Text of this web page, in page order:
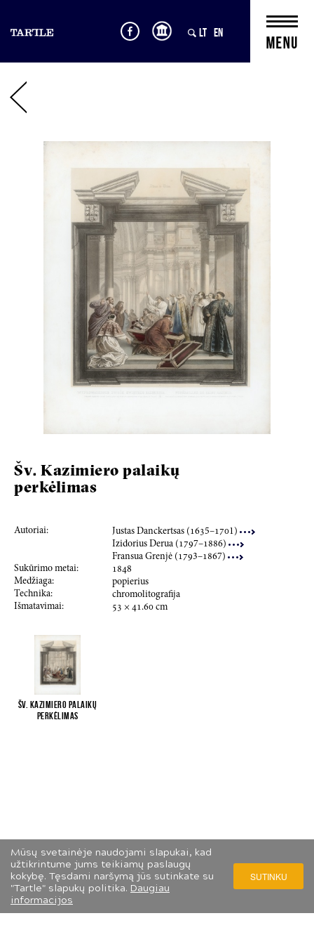
Mūsų svetainėje naudojami slapukai, kad
užtikrintume jums teikiamų paslaugų
kokybę. Tęsdami naršymą jūs sutinkate su
"Tartle" slapukų politika. Daugiau
informacijos
SUTINKU
LT EN
Šv. Kazimiero palaikų
perkėlimas
Autoriai: Justas Danckertsas ( 1635–1701)
Izidorius Derua ( 1797–1886)
Fransua Grenjė ( 1793–1867)
Sukūrimo metai:
1848
Medžiaga:
popierius
Technika:
chromolitografija
Išmatavimai:
53 × 41.60 cm
Šv. Kazimiero palaikų
perkėlimas